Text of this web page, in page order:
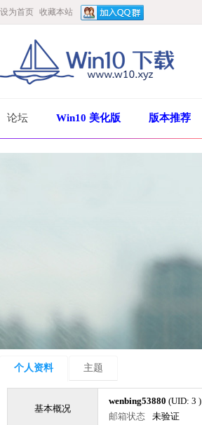
设为首页 收藏本站
论坛 Win10 美化版 版本推荐
个人资料 主题
基本概况
wenbing53880 (UID: 3 )
邮箱状态
未验证